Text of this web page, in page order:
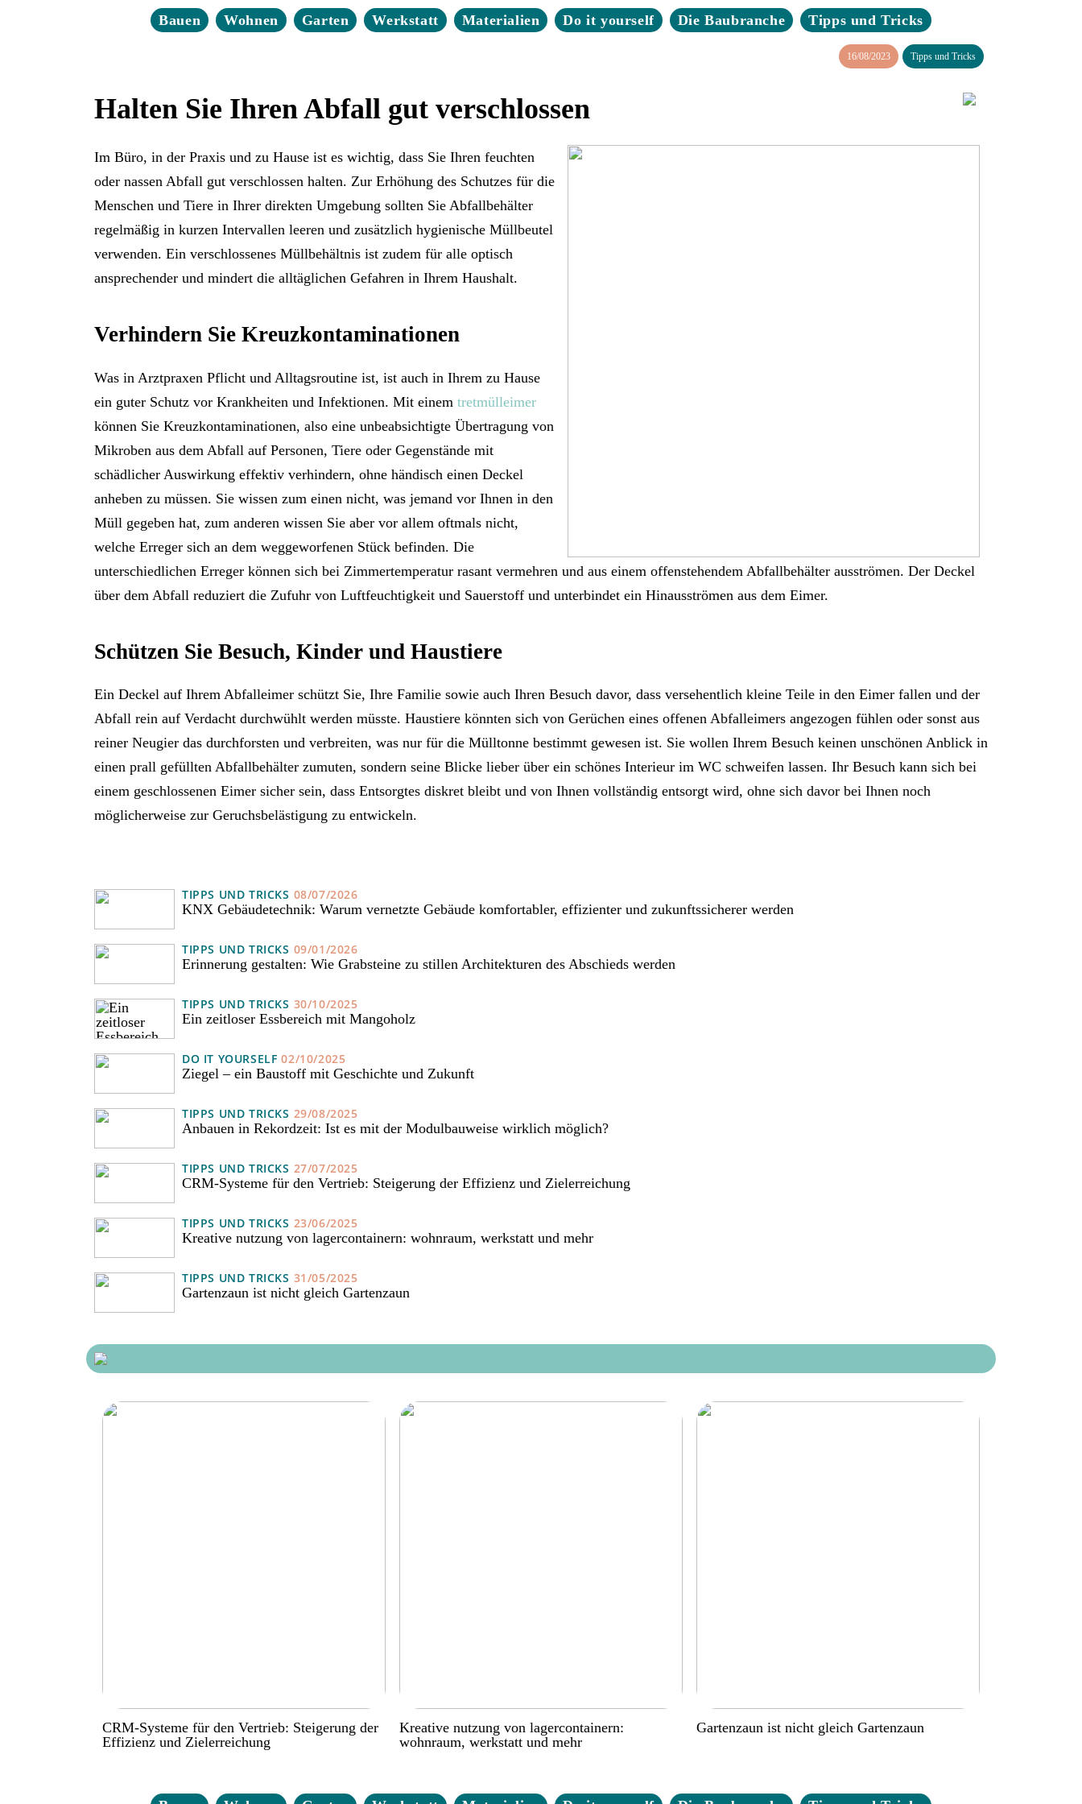
Bauen Wohnen Garten Werkstatt Materialien Do it yourself Die Baubranche Tipps und Tricks
16/08/2023 Tipps und Tricks
Halten Sie Ihren Abfall gut verschlossen
Im Büro, in der Praxis und zu Hause ist es wichtig, dass Sie Ihren feuchten
oder nassen Abfall gut verschlossen halten. Zur Erhöhung des Schutzes für die
Menschen und Tiere in Ihrer direkten Umgebung sollten Sie Abfallbehälter
regelmäßig in kurzen Intervallen leeren und zusätzlich hygienische Müllbeutel
verwenden. Ein verschlossenes Müllbehältnis ist zudem für alle optisch
ansprechender und mindert die alltäglichen Gefahren in Ihrem Haushalt.
Verhindern Sie Kreuzkontaminationen
Was in Arztpraxen Pflicht und Alltagsroutine ist, ist auch in Ihrem zu Hause
ein guter Schutz vor Krankheiten und Infektionen. Mit einem tretmülleimer
können Sie Kreuzkontaminationen, also eine unbeabsichtigte Übertragung von
Mikroben aus dem Abfall auf Personen, Tiere oder Gegenstände mit
schädlicher Auswirkung effektiv verhindern, ohne händisch einen Deckel
anheben zu müssen. Sie wissen zum einen nicht, was jemand vor Ihnen in den
Müll gegeben hat, zum anderen wissen Sie aber vor allem oftmals nicht,
welche Erreger sich an dem weggeworfenen Stück befinden. Die
unterschiedlichen Erreger können sich bei Zimmertemperatur rasant vermehren und aus einem offenstehendem Abfallbehälter ausströmen. Der Deckel
über dem Abfall reduziert die Zufuhr von Luftfeuchtigkeit und Sauerstoff und unterbindet ein Hinausströmen aus dem Eimer.
Schützen Sie Besuch, Kinder und Haustiere
Ein Deckel auf Ihrem Abfalleimer schützt Sie, Ihre Familie sowie auch Ihren Besuch davor, dass versehentlich kleine Teile in den Eimer fallen und der
Abfall rein auf Verdacht durchwühlt werden müsste. Haustiere könnten sich von Gerüchen eines offenen Abfalleimers angezogen fühlen oder sonst aus
reiner Neugier das durchforsten und verbreiten, was nur für die Mülltonne bestimmt gewesen ist. Sie wollen Ihrem Besuch keinen unschönen Anblick in
einen prall gefüllten Abfallbehälter zumuten, sondern seine Blicke lieber über ein schönes Interieur im WC schweifen lassen. Ihr Besuch kann sich bei
einem geschlossenen Eimer sicher sein, dass Entsorgtes diskret bleibt und von Ihnen vollständig entsorgt wird, ohne sich davor bei Ihnen noch
möglicherweise zur Geruchsbelästigung zu entwickeln.
TIPPS UND TRICKS 08/07/2026
KNX Gebäudetechnik: Warum vernetzte Gebäude komfortabler, effizienter und zukunftssicherer werden
TIPPS UND TRICKS 09/01/2026
Erinnerung gestalten: Wie Grabsteine zu stillen Architekturen des Abschieds werden
TIPPS UND TRICKS 30/10/2025
Ein zeitloser Essbereich mit Mangoholz
DO IT YOURSELF 02/10/2025
Ziegel – ein Baustoff mit Geschichte und Zukunft
TIPPS UND TRICKS 29/08/2025
Anbauen in Rekordzeit: Ist es mit der Modulbauweise wirklich möglich?
TIPPS UND TRICKS 27/07/2025
CRM-Systeme für den Vertrieb: Steigerung der Effizienz und Zielerreichung
TIPPS UND TRICKS 23/06/2025
Kreative nutzung von lagercontainern: wohnraum, werkstatt und mehr
TIPPS UND TRICKS 31/05/2025
Gartenzaun ist nicht gleich Gartenzaun
CRM-Systeme für den Vertrieb: Steigerung der
Effizienz und Zielerreichung
Kreative nutzung von lagercontainern:
wohnraum, werkstatt und mehr
Gartenzaun ist nicht gleich Gartenzaun